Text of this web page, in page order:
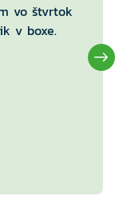
vo štvrtok
v boxe.